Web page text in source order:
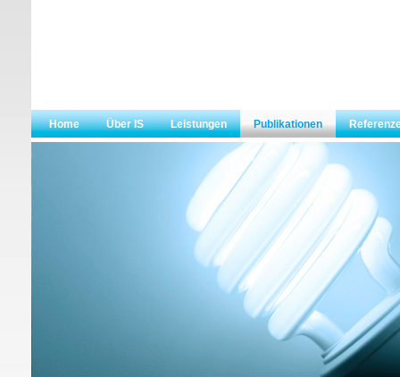
Home Über IS Leistungen Publikationen